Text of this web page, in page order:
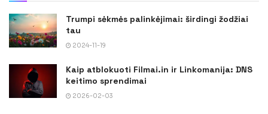
Trumpi sėkmės palinkėjimai: širdingi žodžiai
tau
2024-11-19
Kaip atblokuoti Filmai.in ir Linkomanija: DNS
keitimo sprendimai
2026-02-03